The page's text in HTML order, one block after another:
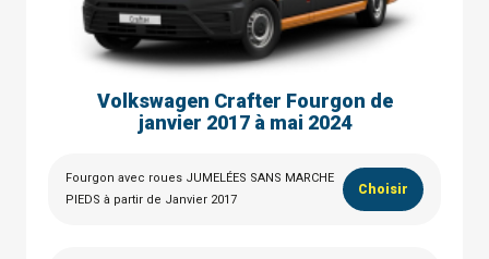
Volkswagen Crafter Fourgon de
janvier 2017 à mai 2024
Fourgon avec roues JUMELÉES SANS MARCHE
PIEDS à partir de Janvier 2017
Choisir